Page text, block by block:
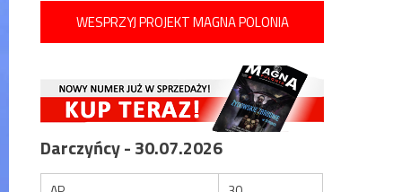
WESPRZYJ PROJEKT MAGNA POLONIA
Darczyńcy - 30.07.2026